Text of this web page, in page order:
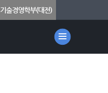
기술경영학부(대전)